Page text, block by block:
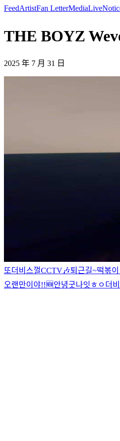
FeedArtistFan LetterMediaLive
THE BOYZ
2025 年 7 月 31 日
또더비 스껄CCTV🎶퇴근길~떡볶
오랜만이야!!🆕안녕굿나잇 ㅎㅇ 더